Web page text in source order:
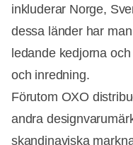
inkluderar Norge,
dessa länder har
ledande kedjorna
och inredning.
Förutom OXO
andra
skandinaviska